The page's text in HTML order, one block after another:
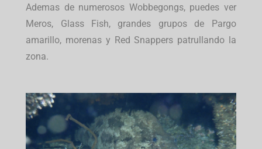
Ademas de numerosos Wobbegongs, puedes ver
Meros, Glass Fish, grandes grupos de Pargo
amarillo, morenas y Red Snappers patrullando la
zona.